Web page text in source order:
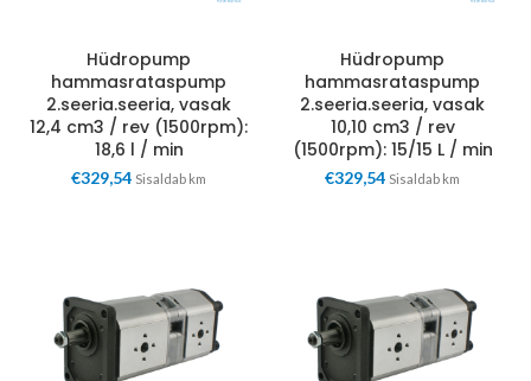
Hüdropump
hammasrataspump
2.seeria.seeria, vasak
12,4 cm3 / rev (1500rpm):
18,6 l / min
€329,54 Sisaldab km
Hüdropump
hammasrataspump
2.seeria.seeria, vasak
10,10 cm3 / rev
(1500rpm): 15/15 L / min
€329,54 Sisaldab km